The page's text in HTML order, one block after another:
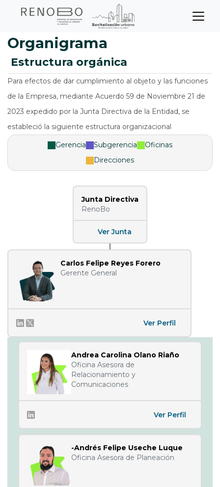
principal
Sitio Web Empresa de
Organigrama
estructura orgánica
Para efectos de dar cumplimiento al objeto y las funciones
de la Empresa, mediante Acuerdo 59 de Noviembre 21 de
2023 expedido por la Junta Directiva de la Entidad, se
estableció la siguiente estructura organizacional
Gerencia Subgerencia
Oficinas
Direcciones
Junta Directiva
RenoBo
Ver Junta
Carlos Felipe Reyes Forero
Gerente General
Ver Perfil
Andrea Carolina Olano Riaño
Oficina Asesora de
Relacionamiento y
Comunicaciones
Ver Perfil
-Andrés Felipe Useche Luque
Oficina Asesora de Planeación